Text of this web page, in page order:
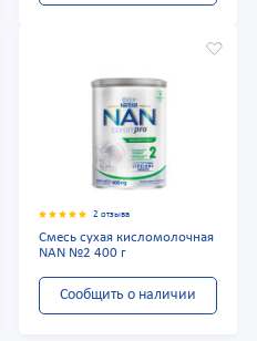
2 отзыва
Смесь сухая кисломолочная
NAN №2 400 г
Сообщить о наличии